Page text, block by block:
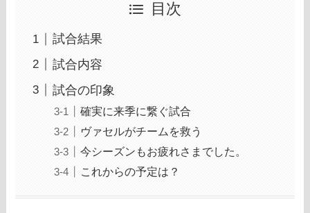
目次
試合結果
試合内容
試合の印象
確実に来季に繋ぐ試合
ヴァセルがチームを救う
今シーズンもお疲れさまでした。
これからの予定は？